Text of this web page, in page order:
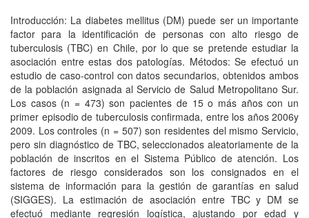
Introducción: La diabetes mellitus (DM) puede ser un importante
factor para la identificación de personas con alto riesgo de
tuberculosis (TBC) en Chile, por lo que se pretende estudiar la
asociación entre estas dos patologías. Métodos: Se efectuó un
estudio de caso-control con datos secundarios, obtenidos ambos
de la población asignada al Servicio de Salud Metropolitano Sur.
Los casos (n = 473) son pacientes de 15 o más años con un
primer episodio de tuberculosis confirmada, entre los años 2006y
2009. Los controles (n = 507) son residentes del mismo Servicio,
pero sin diagnóstico de TBC, seleccionados aleatoriamente de la
población de inscritos en el Sistema Público de atención. Los
factores de riesgo considerados son los consignados en el
sistema de información para la gestión de garantías en salud
(SIGGES). La estimación de asociación entre TBC y DM se
efectuó mediante regresión logística, ajustando por edad y